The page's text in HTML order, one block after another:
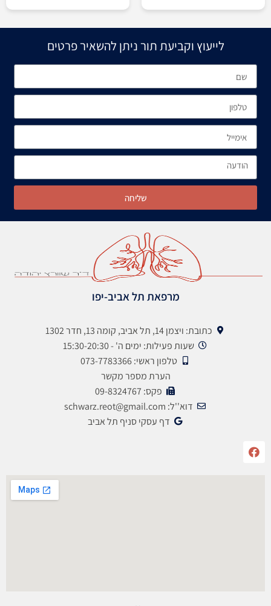
לייעוץ וקביעת תור ניתן להשאיר פרטים
שליחה
מרפאת תל אביב-יפו
כתובת: ויצמן 14, תל אביב, קומה 13, חדר 1302
שעות פעילות: ימים ה' - 15:30-20:30
טלפון ראשי: 073-7783366
הערת מספר מקשר
פקס: 09-8324767
דוא''ל: schwarz.reot@gmail.com
דף עסקי סניף תל אביב